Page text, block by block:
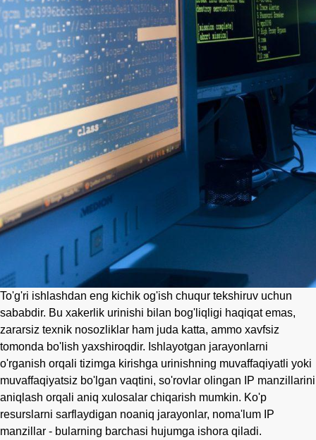
To'g'ri ishlashdan eng kichik og'ish chuqur tekshiruv uchun
sababdir. Bu xakerlik urinishi bilan bog'liqligi haqiqat emas,
zararsiz texnik nosozliklar ham juda katta, ammo xavfsiz
tomonda bo'lish yaxshiroqdir. Ishlayotgan jarayonlarni
o'rganish orqali tizimga kirishga urinishning muvaffaqiyatli yoki
muvaffaqiyatsiz bo'lgan vaqtini, so'rovlar olingan IP manzillarini
aniqlash orqali aniq xulosalar chiqarish mumkin. Ko'p
resurslarni sarflaydigan noaniq jarayonlar, noma'lum IP
manzillar - bularning barchasi hujumga ishora qiladi.